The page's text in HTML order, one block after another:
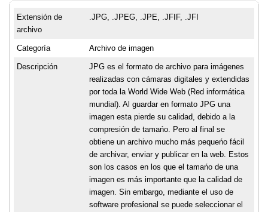
Extensión de
archivo
.JPG, .JPEG, .JPE, .JFIF, .JFI
Categoría Archivo de imagen
Descripción
JPG es el formato de archivo para imágenes
realizadas con cámaras digitales y extendidas
por toda la World Wide Web (Red informática
mundial). Al guardar en formato JPG una
imagen esta pierde su calidad, debido a la
compresión de tamańo. Pero al final se
obtiene un archivo mucho más pequeńo fácil
de archivar, enviar y publicar en la web. Estos
son los casos en los que el tamańo de una
imagen es más importante que la calidad de
imagen. Sin embargo, mediante el uso de
software profesional se puede seleccionar el